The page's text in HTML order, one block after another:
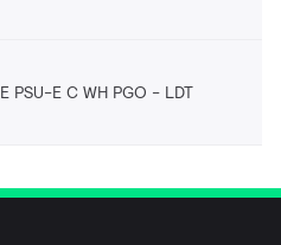
PSU-E C WH PGO LDT